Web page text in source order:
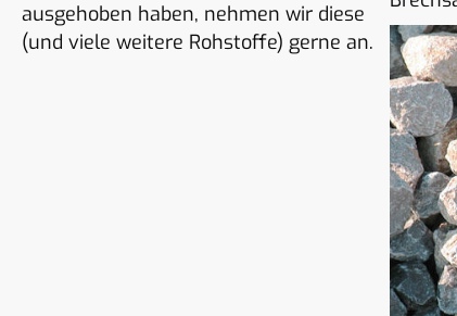
ausgehoben haben, nehmen wir diese
(und viele weitere Rohstoffe) gerne an.